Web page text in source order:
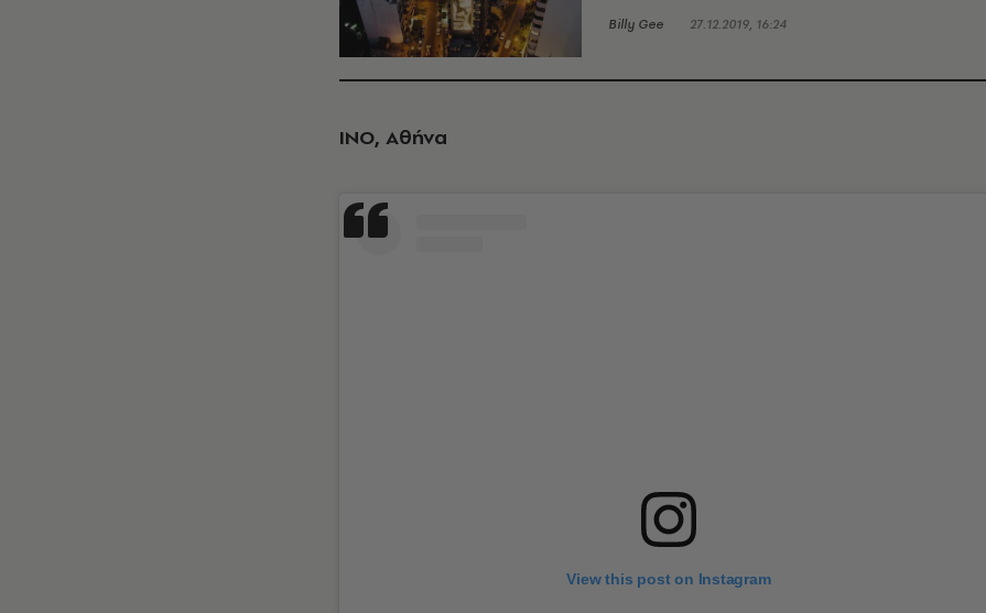
Billy Gee 27.12.2019, 16:24
INO, Αθήνα
View this post on Instagram